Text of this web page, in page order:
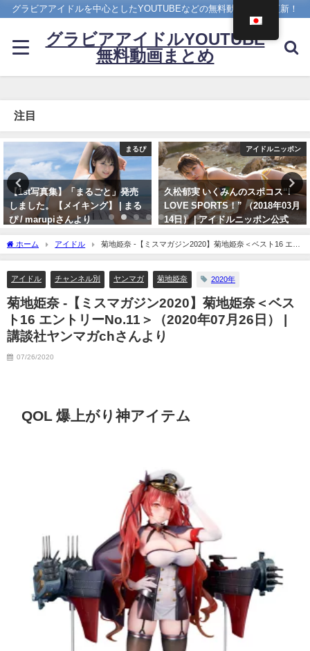
グラビアアイドルを中心としたYOUTUBEなどの無料動画を日々更新！
グラビアアイドルYOUTUBE
無料動画まとめ
注目
アイドルニッポン
久松郁実 いくみんのスポコス“I
LOVE SPORTS！” （2018年03月
14日） | アイドルニッポン公式
YouTubeチャンネルさんより
ヤンジャン
雪平莉左 -【4Kムービーグラビ
ア】２週連続表紙！令和最高の美
ボディ・雪平莉左ちゃんが"微笑
みの国"タイで魅せる女神の微笑
み！カラフルでビビッドな水着撮
影に最高画質で没入密着！【メイ
キング】（2023年07月06日） | ヤ
ンジャンTV【集英社ヤングジャ
ンプ公式】さんより
07/06/2023
ホーム アイドル
菊地姫奈 -【ミスマガジン2020】菊地姫奈＜ベスト16 エン
トリーNo.11＞（2020年07月26日） | 講談社ヤンマガchさんより
アイドル チャンネル別 ヤンマガ 菊地姫奈 2020年
菊地姫奈 -【ミスマガジン2020】菊地姫奈＜ベス
ト16 エントリーNo.11＞（2020年07月26日） |
講談社ヤンマガchさんより
07/26/2020
QOL 爆上がり神アイテム